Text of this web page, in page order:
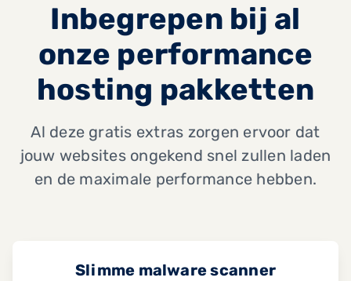
Inbegrepen bij al
onze performance
hosting pakketten
Al deze gratis extras zorgen ervoor dat
jouw websites ongekend snel zullen laden
en de maximale performance hebben.
Slimme malware scanner